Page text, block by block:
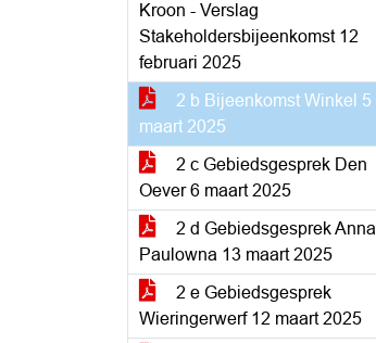
Kroon - Verslag
Stakeholdersbijeenkomst 12
februari 2025
2 b Bijeenkomst Winkel 5
maart 2025
2 c Gebiedsgesprek Den
Oever 6 maart 2025
2 d Gebiedsgesprek Anna
Paulowna 13 maart 2025
2 e Gebiedsgesprek
Wieringerwerf 12 maart 2025